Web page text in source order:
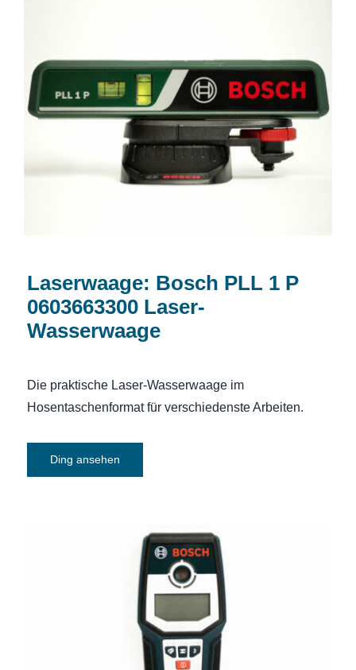
Laserwaage: Bosch PLL 1 P
0603663300 Laser-Wasserwaage
Laserwaage: Bosch PLL 1 P
0603663300 Laser-
Wasserwaage
Die praktische Laser-Wasserwaage im
Hosentaschenformat für verschiedenste Arbeiten.
Ding ansehen
Ortungsgerät Bosch Professional
GMS120